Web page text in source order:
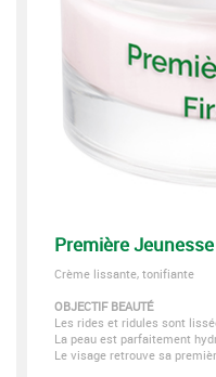
Première Jeunesse
Crème
OBJECTIF BEAUTÉ
Les rides et ridules sont
La peau est parfaitement
Le visage retrouve sa